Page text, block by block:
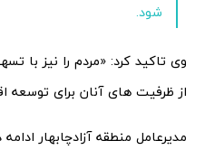
شود.
وی تاکید کرد: «مردم را نیز با
از ظرفیت های آنان برای توسعه
مدیرعامل منطقه آزادچابهار ادامه